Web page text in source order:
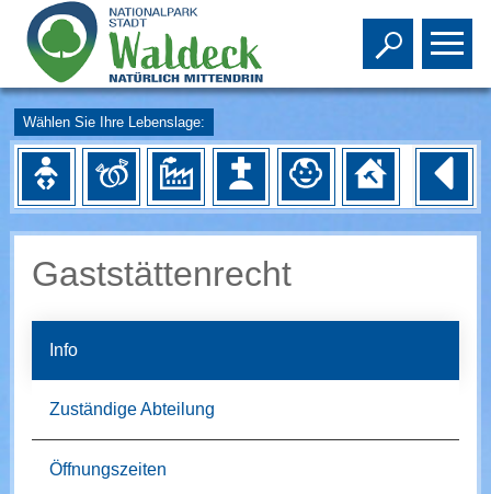
Toggle
Wählen Sie Ihre Lebenslage:
Gaststättenrecht
Info
Zuständige Abteilung
Öffnungszeiten